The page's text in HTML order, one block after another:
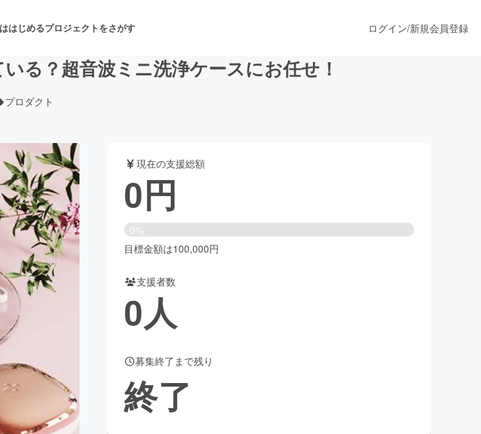
はじめるプロジェクトをさがす
舞台・パフォーマンス
フード・飲食店
アニメ・漫画
ビューティー・ヘルスケア
GoodCAMPFIRE Creation
税machi-yaコミュニティ
ログイン/新規会員登録
る？超音波ミニ洗浄ケースにお任せ！
プロダクト
現在の支援総額
0円
0%
目標金額は100,000円
支援者数
0人
募集終了まで残り
終了